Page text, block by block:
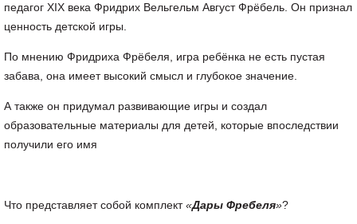
педагог XIX века Фридрих Вельгельм Август Фрёбель. Он признал
ценность детской игры.
По мнению Фридриха Фрёбеля, игра ребёнка не есть пустая
забава, она имеет высокий смысл и глубокое значение.
А также он придумал развивающие игры и создал
образовательные материалы для детей, которые впоследствии
получили его имя
Что представляет собой комплект«Дары Фребеля»?